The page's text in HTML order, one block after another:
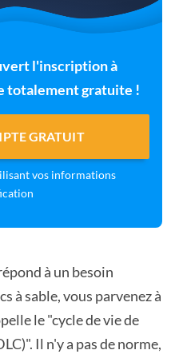
l'inscription à
totalement gratuite !
GRATUIT
vos informations
à un besoin
à sable, vous parvenez à
le "cycle de vie de
Il n'y a pas de norme,